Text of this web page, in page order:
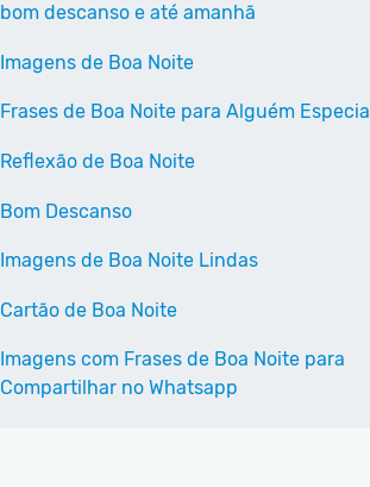
bom descanso e até amanhã
Imagens de Boa Noite
Frases de Boa Noite para Alguém Especial
Reflexão de Boa Noite
Bom Descanso
Imagens de Boa Noite Lindas
Cartão de Boa Noite
Imagens com Frases de Boa Noite para
Compartilhar no Whatsapp